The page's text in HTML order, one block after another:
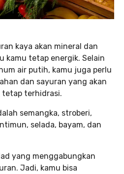
kaya akan mineral dan
kamu tetap energik. Selain
air putih, kamu juga perlu
dan sayuran yang akan
terhidrasi.
semangka, stroberi,
selada, bayam, dan
yang menggabungkan
Jadi, kamu bisa